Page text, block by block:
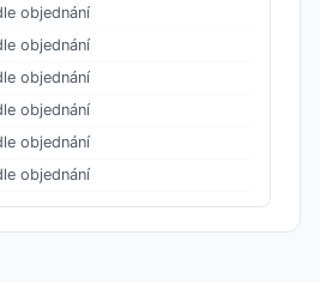
objednání
objednání
objednání
objednání
objednání
objednání